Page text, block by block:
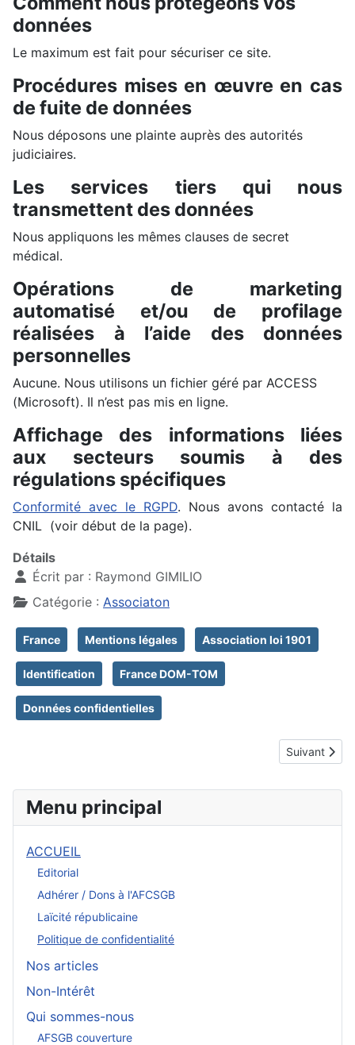
données
Le maximum est fait pour sécuriser ce site.
Procédures mises en œuvre en cas
de fuite de données
Nous déposons une plainte auprès des autorités
judiciaires.
Les services tiers qui nous
transmettent des données
Nous appliquons les mêmes clauses de secret
médical.
Opérations de marketing
automatisé et/ou de profilage
réalisées à l’aide des données
personnelles
Aucune. Nous utilisons un fichier géré par ACCESS
(Microsoft). Il n’est pas mis en ligne.
Affichage des informations liées
aux secteurs soumis à des
régulations spécifiques
Conformité avec le RGPD. Nous avons contacté la
CNIL (voir début de la page).
Détails
Écrit par : Raymond GIMILIO
Catégorie : Associaton
France Mentions légales Association loi 1901
Identification France DOM-TOM
Données confidentielles
Article
Suivant
Menu principal
ACCUEIL
Editorial
Adhérer / Dons à l'AFCSGB
Laïcité républicaine
Politique de confidentialité
Nos articles
Non-Intérêt
Qui sommes-nous
AFSGB couverture